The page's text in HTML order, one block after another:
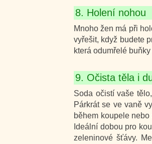
8. Holení nohou
Mnoho žen má při
vyřešit, když budete
která odumřelé
9. Očista těla i
Soda očistí vaše
Párkrát se ve vaně
během koupele
Ideální dobou pro
zeleninové šťávy.